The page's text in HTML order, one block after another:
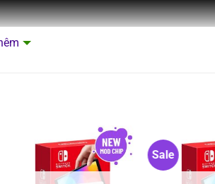
mới nhất được Nintendo tung ra vào
Sale